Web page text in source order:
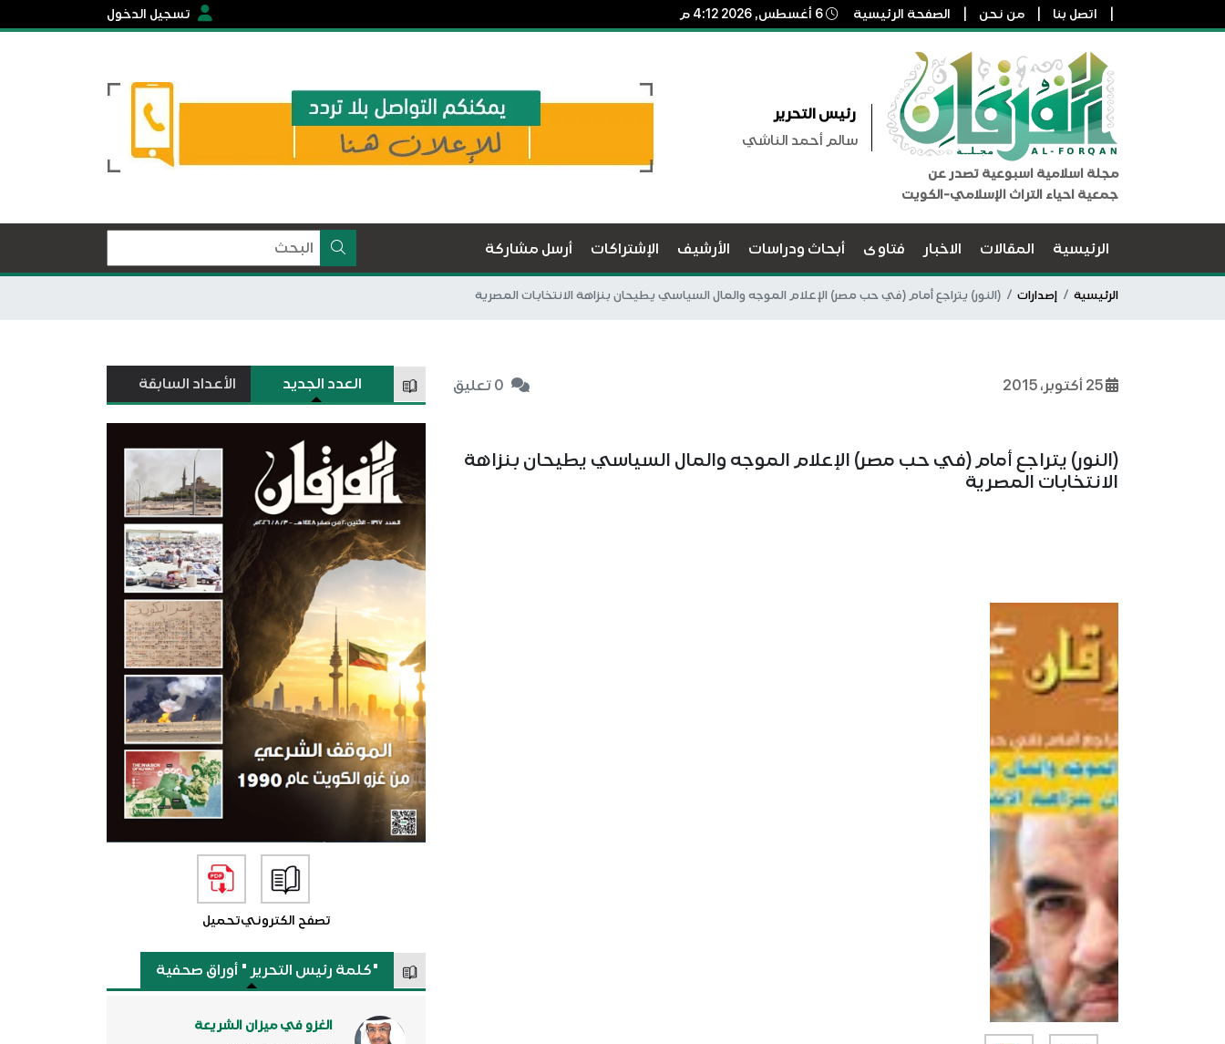
اتصل بنا من نحن الصفحة الرئيسية تسجيل الدخول
مجلة اسلامية اسبوعية تصدر عن
جمعية احياء التراث الإسلامي-الكويت
رئيس التحرير
سالم أحمد الناشي
الرئيسية المقالات الاخبار فتاوى أبحاث ودراسات الأرشيف الإشتراكات أرسل مشاركة
الرئيسية إصدارات (النور) يتراجع أمام (في حب مصر) الإعلام الموجه والمال السياسي يطيحان بنزاهة الانتخابات المصرية
0 تعليق
(النور) يتراجع أمام (في حب مصر) الإعلام الموجه والمال السياسي يطيحان بنزاهة
الانتخابات المصرية
العدد الجديد الأعداد السابقة
تصفح الكترونيتحميل
"كلمة رئيس التحرير " أوراق صحفية
الغزو في ميزان الشريعة